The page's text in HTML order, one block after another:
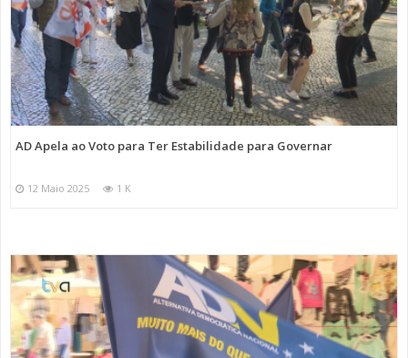
AD Apela ao Voto para Ter Estabilidade para Governar
12 Maio 2025 1 K